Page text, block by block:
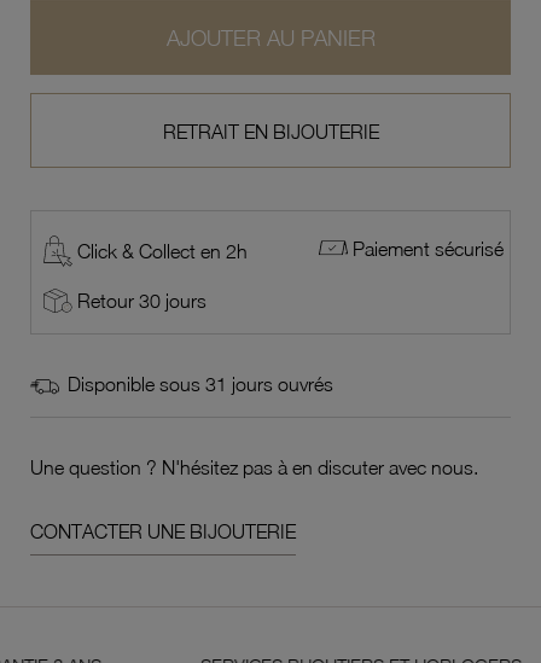
AJOUTER AU PANIER
RETRAIT EN BIJOUTERIE
Click & Collect en 2h Paiement sécurisé
Retour 30 jours
Disponible sous 31 jours ouvrés
Une question ? N'hésitez pas à en discuter avec nous.
CONTACTER UNE BIJOUTERIE